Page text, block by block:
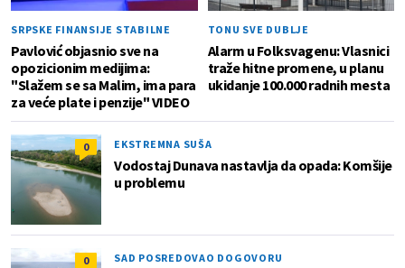
SRPSKE FINANSIJE STABILNE
Pavlović objasnio sve na
opozicionim medijima:
"Slažem se sa Malim, ima para
za veće plate i penzije" VIDEO
TONU SVE DUBLJE
Alarm u Folksvagenu: Vlasnici
traže hitne promene, u planu
ukidanje 100.000 radnih mesta
0 EKSTREMNA SUŠA
Vodostaj Dunava nastavlja da opada: Komšije
u problemu
0 SAD POSREDOVAO DOGOVORU